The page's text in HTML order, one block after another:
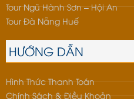
Tour Ngũ Hành Sơn – Hội An
Tour Đà Nẵng Huế
HƯỚNG DẪN
Hình Thức Thanh Toán
Chính Sách & Điều Khoản